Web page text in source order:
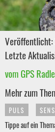
Letzte
vom GPS
Mehr zum
PULS
Tippe auf ein